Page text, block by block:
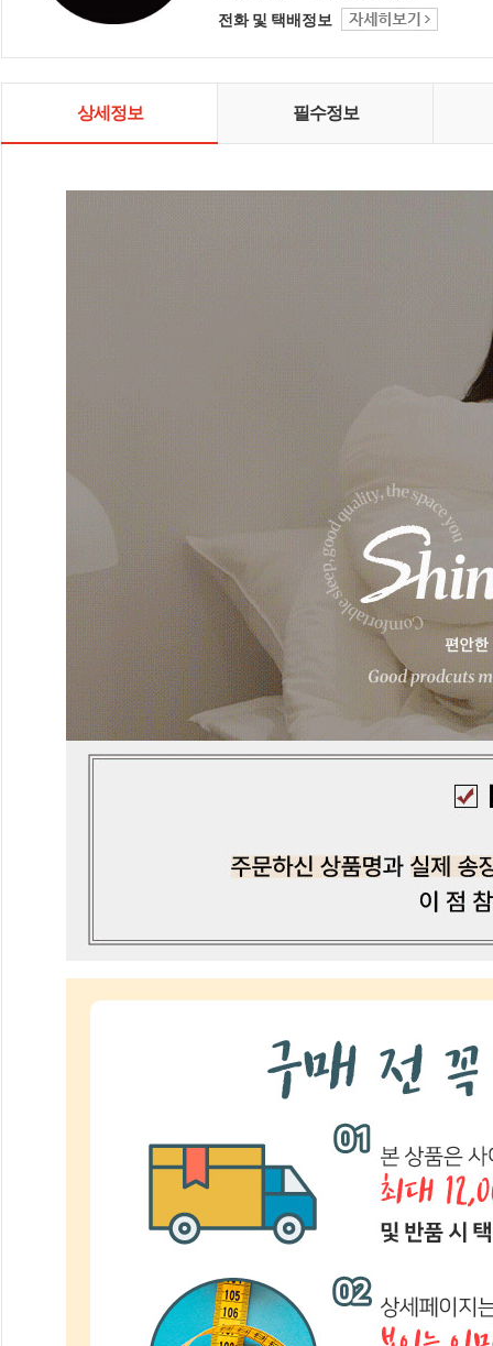
전화 및 택배정보
상세정보 필수정보